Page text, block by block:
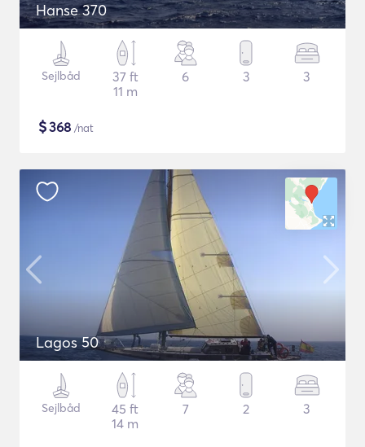
Hanse 370
Sejlbåd
37 ft
11 m
6 3 3
$368 /nat
Lagos 50
Sejlbåd
45 ft
14 m
7 2 3